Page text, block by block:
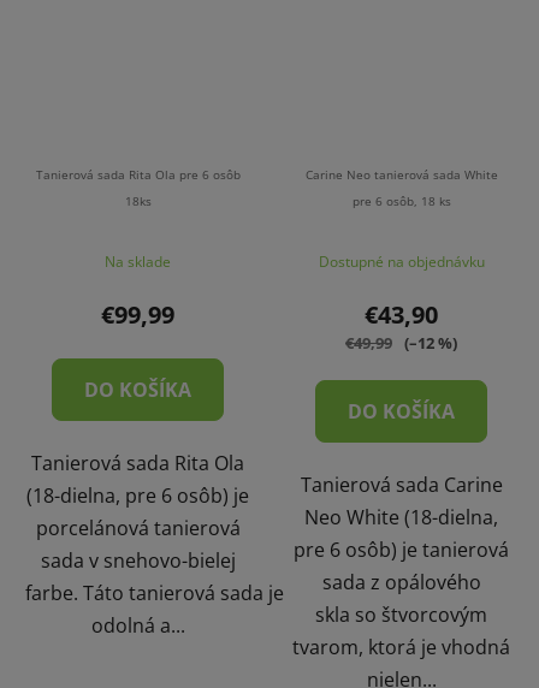
Tanierová sada Rita Ola pre 6 osôb
18ks
Na sklade
€99,99
DO KOŠÍKA
Tanierová sada Rita Ola
(18-dielna, pre 6 osôb) je
porcelánová tanierová
sada v snehovo-bielej
farbe. Táto tanierová sada je
odolná a...
Carine Neo tanierová sada White
pre 6 osôb, 18 ks
Dostupné na objednávku
€43,90
€49,99 (–12 %)
DO KOŠÍKA
Tanierová sada Carine
Neo White (18-dielna,
pre 6 osôb) je tanierová
sada z opálového
skla so štvorcovým
tvarom, ktorá je vhodná
nielen...